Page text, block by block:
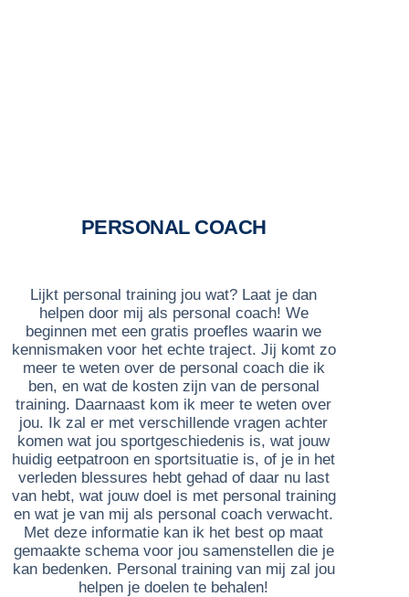
PERSONAL COACH
Lijkt personal training jou wat? Laat je dan
helpen door mij als personal coach! We
beginnen met een gratis proefles waarin we
kennismaken voor het echte traject. Jij komt zo
meer te weten over de personal coach die ik
ben, en wat de kosten zijn van de personal
training. Daarnaast kom ik meer te weten over
jou. Ik zal er met verschillende vragen achter
komen wat jou sportgeschiedenis is, wat jouw
huidig eetpatroon en sportsituatie is, of je in het
verleden blessures hebt gehad of daar nu last
van hebt, wat jouw doel is met personal training
en wat je van mij als personal coach verwacht.
Met deze informatie kan ik het best op maat
gemaakte schema voor jou samenstellen die je
kan bedenken. Personal training van mij zal jou
helpen je doelen te behalen!